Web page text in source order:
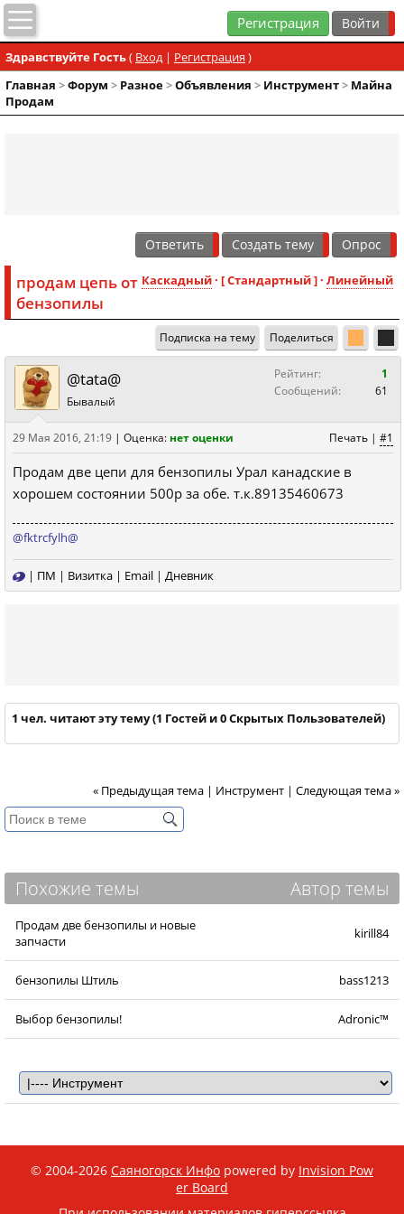
Регистрация
Здравствуйте Гость( Вход| Регистрация )
Главная >Форум > Разное>Объявления > Инструмент> Майна
Продам
Ответить Создать тему Опрос
Каскадный· [ Стандартный ] · Линейный
продам цепь от
бензопилы
Подписка на тему Поделиться
@tata@
Бывалый
Рейтинг:
1
Сообщений:
61
Печать | #1
29 Мая 2016, 21:19 | Оценка: нет оценки
Продам две цепи для бензопилы Урал канадские в
хорошем состоянии 500р за обе. т.к.89135460673
@fktrcfylh@
| ПМ | Визитка | Email | Дневник
1 чел. читают эту тему (1 Гостей и 0 Скрытых Пользователей)
« Предыдущая тема | Инструмент | Следующая тема »
Похожие темы Автор темы
Продам две бензопилы и новые
запчасти
kirill84
бензопилы Штиль bass1213
Выбор бензопилы! Adronic™
© 2004-2026 Саяногорск Инфо powered by Invision Pow
er Board